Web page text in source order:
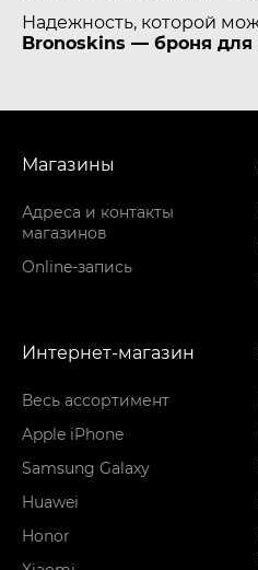
Надежность, которой
Bronoskins — броня для
Магазины
Адреса и контакты
магазинов
Online-запись
Интернет-магазин
Весь ассортимент
Apple iPhone
Samsung Galaxy
Huawei
Honor